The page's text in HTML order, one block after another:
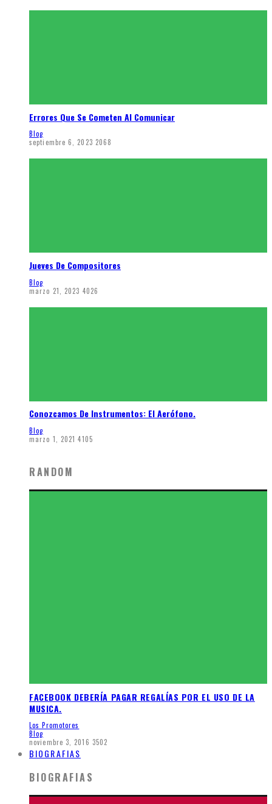
Errores Que Se Cometen Al Comunicar
Blog
septiembre 6, 2023 2068
Jueves De Compositores
Blog
marzo 21, 2023 4026
Conozcamos De Instrumentos: El Aerófono.
Blog
marzo 1, 2021 4105
RANDOM
FACEBOOK DEBERÍA PAGAR REGALÍAS POR EL USO DE LA
MUSICA.
Los Promotores
Blog
noviembre 3, 2016 3502
BIOGRAFIAS
BIOGRAFIAS